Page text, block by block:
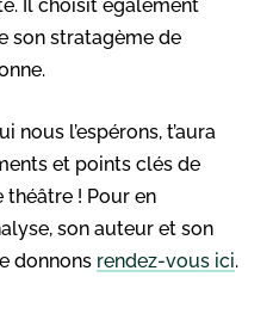
Il choisit également
son stratagème de
nous l’espérons, t’aura
et points clés de
théâtre ! Pour en
son auteur et son
donnons rendez-vous ici.